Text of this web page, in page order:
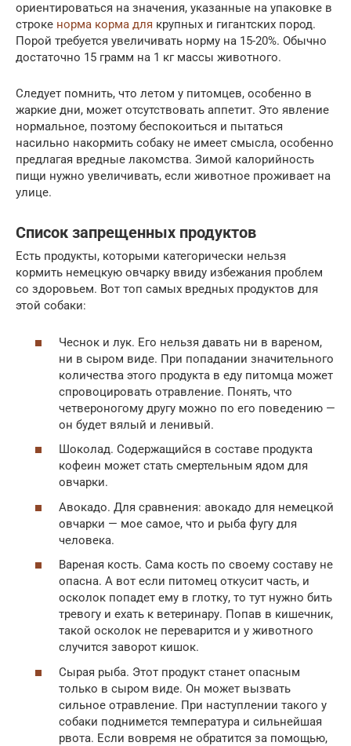
ориентироваться на значения, указанные на упаковке в
строке норма корма для крупных и гигантских пород.
Порой требуется увеличивать норму на 15-20%. Обычно
достаточно 15 грамм на 1 кг массы животного.
Следует помнить, что летом у питомцев, особенно в
жаркие дни, может отсутствовать аппетит. Это явление
нормальное, поэтому беспокоиться и пытаться
насильно накормить собаку не имеет смысла, особенно
предлагая вредные лакомства. Зимой калорийность
пищи нужно увеличивать, если животное проживает на
улице.
Список запрещенных продуктов
Есть продукты, которыми категорически нельзя
кормить немецкую овчарку ввиду избежания проблем
со здоровьем. Вот топ самых вредных продуктов для
этой собаки:
Чеснок и лук. Его нельзя давать ни в вареном,
ни в сыром виде. При попадании значительного
количества этого продукта в еду питомца может
спровоцировать отравление. Понять, что
четвероногому другу можно по его поведению —
он будет вялый и ленивый.
Шоколад. Содержащийся в составе продукта
кофеин может стать смертельным ядом для
овчарки.
Авокадо. Для сравнения: авокадо для немецкой
овчарки — мое самое, что и рыба фугу для
человека.
Вареная кость. Сама кость по своему составу не
опасна. А вот если питомец откусит часть, и
осколок попадет ему в глотку, то тут нужно бить
тревогу и ехать к ветеринару. Попав в кишечник,
такой осколок не переварится и у животного
случится заворот кишок.
Сырая рыба. Этот продукт станет опасным
только в сыром виде. Он может вызвать
сильное отравление. При наступлении такого у
собаки поднимется температура и сильнейшая
рвота. Если вовремя не обратится за помощью,